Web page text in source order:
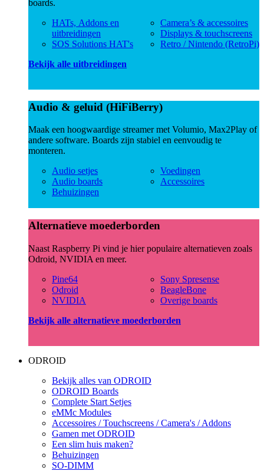
boards.
HATs, Addons en
uitbreidingen
SOS Solutions HAT's
Camera’s & accessoires
Displays & touchscreens
Retro / Nintendo (RetroPi)
Bekijk alle uitbreidingen
Audio & geluid (HiFiBerry)
Maak een hoogwaardige streamer met Volumio, Max2Play of
andere software. Boards zijn stabiel en eenvoudig te
monteren.
Audio setjes
Audio boards
Behuizingen
Voedingen
Accessoires
Alternatieve moederborden
Naast Raspberry Pi vind je hier populaire alternatieven zoals
Odroid, NVIDIA en meer.
Pine64
Odroid
NVIDIA
Sony Spresense
BeagleBone
Overige boards
Bekijk alle alternatieve moederborden
ODROID
Bekijk alles van ODROID
ODROID Boards
Complete Start Setjes
eMMc Modules
Accessoires / Touchscreens / Camera's / Addons
Gamen met ODROID
Een slim huis maken?
Behuizingen
SO-DIMM